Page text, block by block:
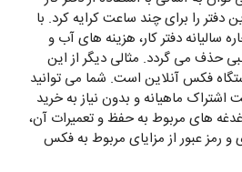
را برای چند ساعت کرایه کرد. با
سالیانه دفتر کار، هزینه های آب و
حذف می گردد. مثالی دیگر از این
فکس آنلاین است. شما می توانید
ماهیانه و بدون نیاز به خرید
های مربوط به حفظ و تعمیرات آن،
و رمز عبور از مزایای مربوط به فکس